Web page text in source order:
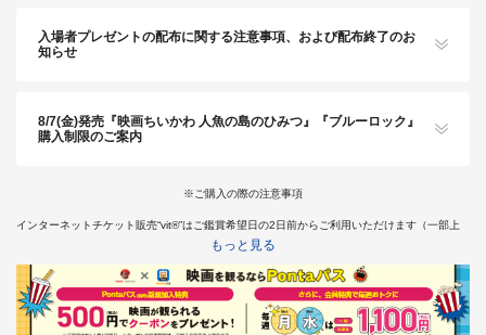
入場者プレゼントの配布に関する注意事項、および配布終了のお
知らせ
8/7(金)発売『映画ちいかわ 人魚の島のひみつ』『ブルーロック』
購入制限のご案内
※ご購入の際の注意事項
インターネットチケット販売“vit®”はご鑑賞希望日の2日前からご利用いただけます（一部上
※神奈川県では18歳未満の方は終映が23：00を過ぎる上映回は、保護者同伴であってもご入
場いただけません。
そのため、18歳未満の方はチケット購入はお受けできかねます。あらかじめご了承くださ
い。
もっと見る